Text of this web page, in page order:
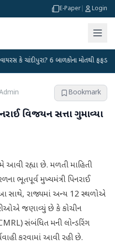
E-Paper Login
6 બાળકોના મોતથી ફફડાટ ●
Bookmark
વિજયન સત્તા ગુમાવ્યા
આવી રહ્યા છે. મળતી માહિતી
ભૂતપૂર્વ મુખ્યમંત્રી પિનરાઈ
આ સાથે, રાજ્યમાં અન્ય 12 સ્થળોએ
જણાવ્યું છે કે કોચીન
સંબંધિત મની લોન્ડરિંગ
કરવામાં આવી રહી છે.